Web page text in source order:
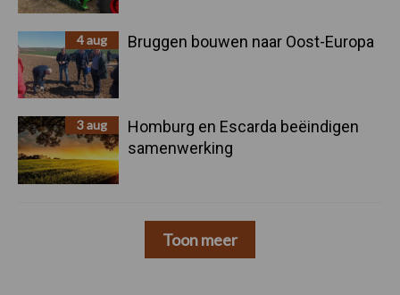
4 aug Bruggen bouwen naar Oost-Europa
3 aug
Homburg en Escarda beëindigen
samenwerking
Toon meer